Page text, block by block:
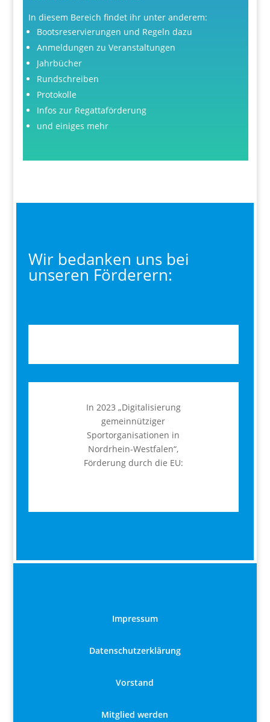
In diesem Bereich findet ihr unter anderem:
Bootsreservierungen und Regeln dazu
Anmeldungen zu Veranstaltungen
Jahrbücher
Rundschreiben
Protokolle
Infos zur Regattaförderung
und einiges mehr
Wir bedanken uns bei
unseren Förderern:
In 2023 „Digitalisierung
gemeinnütziger
Sportorganisationen in
Nordrhein-Westfalen“,
Förderung durch die EU:
Impressum
Datenschutzerklärung
Vorstand
Mitglied werden